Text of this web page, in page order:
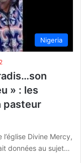
Nigeria
» : les
pasteur
Divine Mercy,
données au sujet…